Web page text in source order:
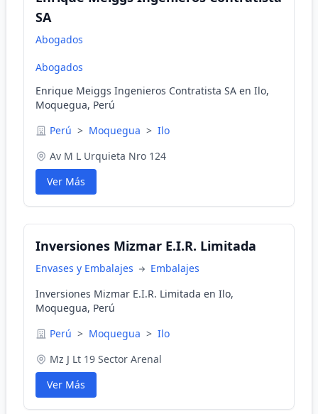
SA
Abogados
Abogados
Enrique Meiggs Ingenieros Contratista SA en Ilo,
Moquegua, Perú
Perú > Moquegua > Ilo
Av M L Urquieta Nro 124
Ver Más
Inversiones Mizmar E.I.R. Limitada
Envases y Embalajes
Embalajes
Inversiones Mizmar E.I.R. Limitada en Ilo,
Moquegua, Perú
Perú > Moquegua > Ilo
Mz J Lt 19 Sector Arenal
Ver Más